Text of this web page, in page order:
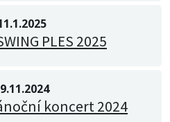
PLES 2025
koncert 2024